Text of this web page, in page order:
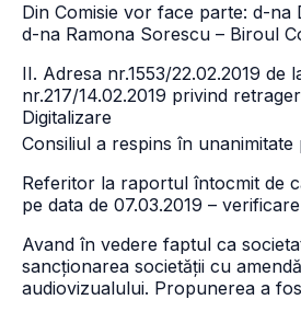
Din Comisie vor face parte: d-
d-na Ramona Sorescu – Biroul
II. Adresa nr.1553/22.02.2019 de
nr.217/14.02.2019 privind
Digitalizare
Consiliul a respins în
Referitor la raportul întocmit de
pe data de 07.03.2019 –
Avand în vedere faptul ca
sancționarea societății cu
audiovizualului. Propunerea a